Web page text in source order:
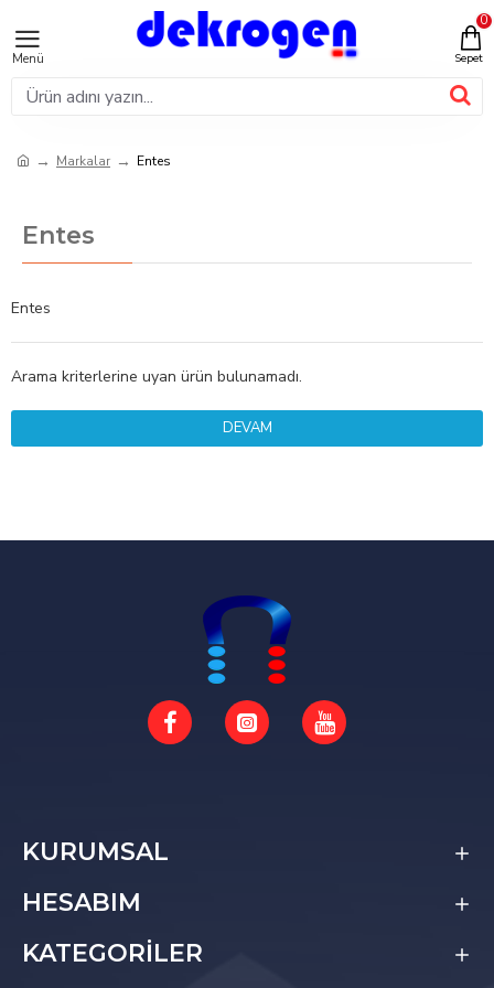
0
Markalar Entes
Entes
Entes
Arama kriterlerine uyan ürün bulunamadı.
DEVAM
KURUMSAL
HESABIM
KATEGORİLER